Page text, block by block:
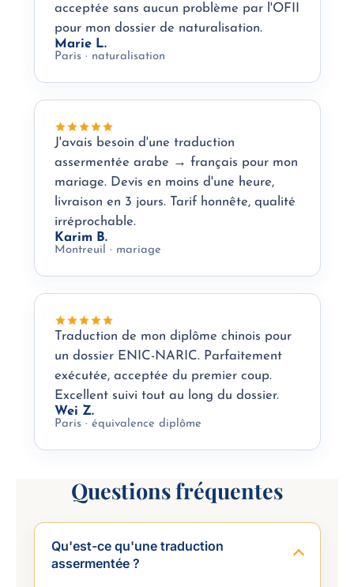
acceptée sans aucun problème par l'OFII
pour mon dossier de naturalisation.
Marie L.
Paris · naturalisation
J'avais besoin d'une traduction
assermentée arabe → français pour mon
mariage. Devis en moins d'une heure,
livraison en 3 jours. Tarif honnête, qualité
irréprochable.
Karim B.
Montreuil · mariage
Traduction de mon diplôme chinois pour
un dossier ENIC-NARIC. Parfaitement
exécutée, acceptée du premier coup.
Excellent suivi tout au long du dossier.
Wei Z.
Paris · équivalence diplôme
Questions fréquentes
Qu'est-ce qu'une traduction
assermentée ?